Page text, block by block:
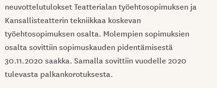
neuvottelutulokset Teatterialan työehtosopimuksen ja
Kansallisteatterin tekniikkaa koskevan
työehtosopimuksen osalta. Molempien sopimuksien
osalta sovittiin sopimuskauden pidentämisestä
30.11.2020 saakka. Samalla sovittiin vuodelle 2020
tulevasta palkankorotuksesta.